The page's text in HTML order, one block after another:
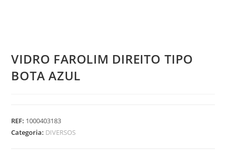
VIDRO FAROLIM DIREITO TIPO
BOTA AZUL
REF: 1000403183
Categoria: DIVERSOS